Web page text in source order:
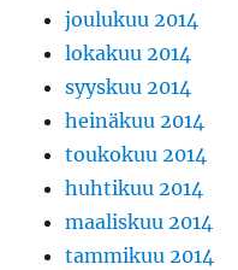
joulukuu 2014
lokakuu 2014
syyskuu 2014
heinäkuu 2014
toukokuu 2014
huhtikuu 2014
maaliskuu 2014
tammikuu 2014